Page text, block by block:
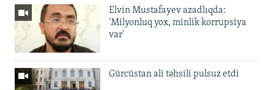
Elvin Mustafayev azadlıqda:
'Milyonluq yox, minlik korrupsiya
var'
Gürcüstan ali təhsili pulsuz etdi